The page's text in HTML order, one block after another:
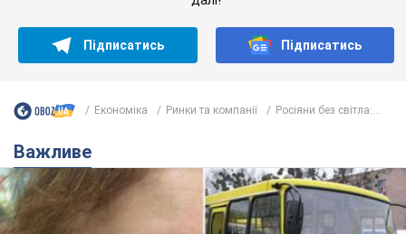
Підписатись Підписатись
Економіка Ринки та компанії Росіяни без світла:...
Важливе